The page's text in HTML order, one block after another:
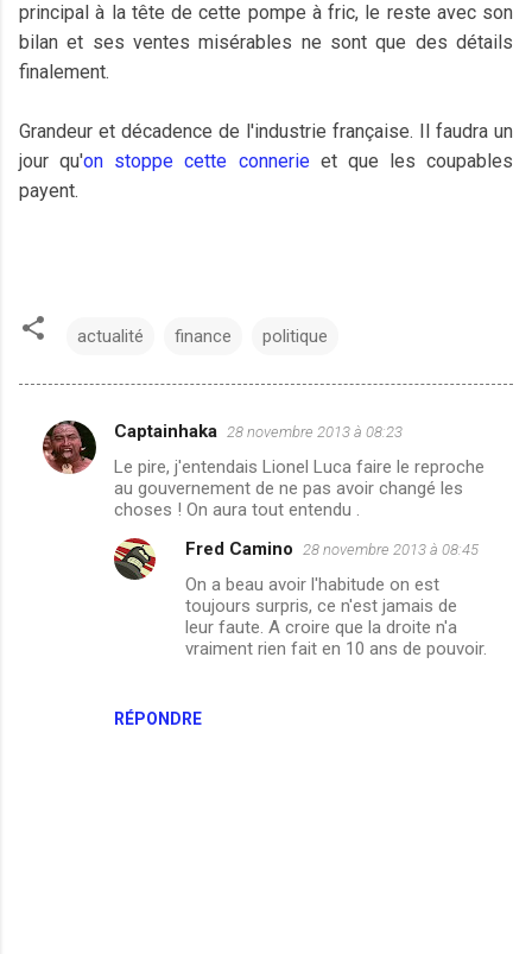
principal à la tête de cette pompe à fric, le reste avec son
bilan et ses ventes misérables ne sont que des détails
finalement.
Grandeur et décadence de l'industrie française. Il faudra un
jour qu'on stoppe cette connerieet que les coupables
payent.
actualité finance politique
C
o
Captainhaka 28 novembre 2013 à 08:23
Le pire, j'entendais Lionel Luca faire le reproche
au gouvernement de ne pas avoir changé les
choses ! On aura tout entendu .
RÉPONDRE
Fred Camino 28 novembre 2013 à 08:45
On a beau avoir l'habitude on est
toujours surpris, ce n'est jamais de
leur faute. A croire que la droite n'a
vraiment rien fait en 10 ans de pouvoir.